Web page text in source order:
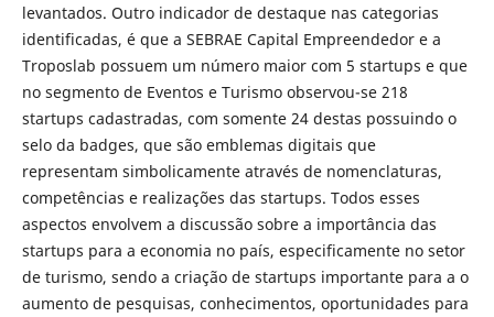
levantados. Outro indicador de destaque nas categorias
identificadas, é que a SEBRAE Capital Empreendedor e a
Troposlab possuem um número maior com 5 startups e que
no segmento de Eventos e Turismo observou-se 218
startups cadastradas, com somente 24 destas possuindo o
selo da badges, que são emblemas digitais que
representam simbolicamente através de nomenclaturas,
competências e realizações das startups. Todos esses
aspectos envolvem a discussão sobre a importância das
startups para a economia no país, especificamente no setor
de turismo, sendo a criação de startups importante para a o
aumento de pesquisas, conhecimentos, oportunidades para